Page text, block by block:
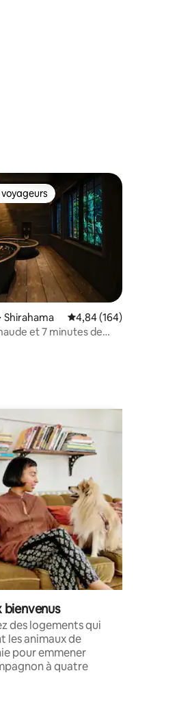
base de 97 commentaires : 5 sur 5
Shirahama Évaluation moyenne
4,84 (164)
et 7 minutes de
bienvenus
des logements qui
les animaux de
pour emmener
à quatre